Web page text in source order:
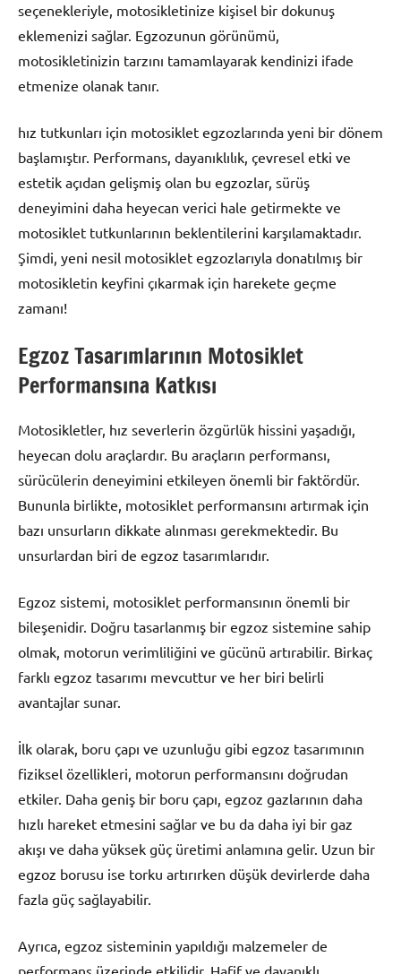
seçenekleriyle, motosikletinize kişisel bir dokunuş
eklemenizi sağlar. Egzozunun görünümü,
motosikletinizin tarzını tamamlayarak kendinizi ifade
etmenize olanak tanır.
hız tutkunları için motosiklet egzozlarında yeni bir dönem
başlamıştır. Performans, dayanıklılık, çevresel etki ve
estetik açıdan gelişmiş olan bu egzozlar, sürüş
deneyimini daha heyecan verici hale getirmekte ve
motosiklet tutkunlarının beklentilerini karşılamaktadır.
Şimdi, yeni nesil motosiklet egzozlarıyla donatılmış bir
motosikletin keyfini çıkarmak için harekete geçme
zamanı!
Egzoz Tasarımlarının Motosiklet
Performansına Katkısı
Motosikletler, hız severlerin özgürlük hissini yaşadığı,
heyecan dolu araçlardır. Bu araçların performansı,
sürücülerin deneyimini etkileyen önemli bir faktördür.
Bununla birlikte, motosiklet performansını artırmak için
bazı unsurların dikkate alınması gerekmektedir. Bu
unsurlardan biri de egzoz tasarımlarıdır.
Egzoz sistemi, motosiklet performansının önemli bir
bileşenidir. Doğru tasarlanmış bir egzoz sistemine sahip
olmak, motorun verimliliğini ve gücünü artırabilir. Birkaç
farklı egzoz tasarımı mevcuttur ve her biri belirli
avantajlar sunar.
İlk olarak, boru çapı ve uzunluğu gibi egzoz tasarımının
fiziksel özellikleri, motorun performansını doğrudan
etkiler. Daha geniş bir boru çapı, egzoz gazlarının daha
hızlı hareket etmesini sağlar ve bu da daha iyi bir gaz
akışı ve daha yüksek güç üretimi anlamına gelir. Uzun bir
egzoz borusu ise torku artırırken düşük devirlerde daha
fazla güç sağlayabilir.
Ayrıca, egzoz sisteminin yapıldığı malzemeler de